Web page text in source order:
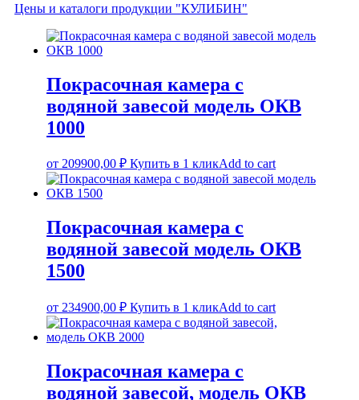
Цены и каталоги продукции "КУЛИБИН"
Покрасочная камера с
водяной завесой модель ОКВ
1000
от 209900,00 ₽ Купить в 1 кликAdd to cart
Покрасочная камера с
водяной завесой модель ОКВ
1500
от 234900,00 ₽ Купить в 1 кликAdd to cart
Покрасочная камера с
водяной завесой, модель ОКВ